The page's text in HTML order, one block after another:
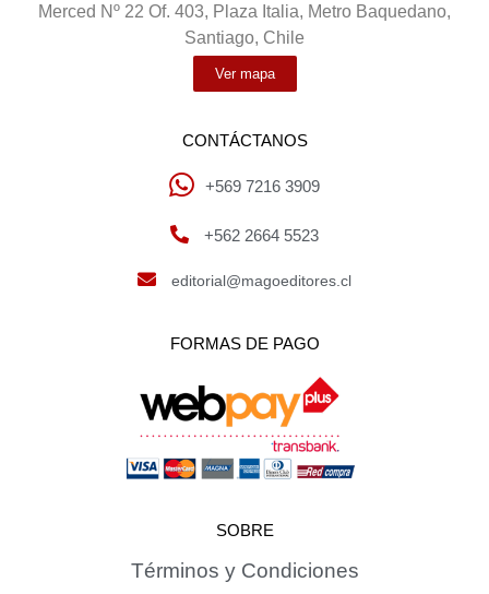
Merced Nº 22 Of. 403, Plaza Italia, Metro Baquedano,
Santiago, Chile
Ver mapa
CONTÁCTANOS
+569 7216 3909
+562 2664 5523
editorial@magoeditores.cl
FORMAS DE PAGO
SOBRE
Términos y Condiciones